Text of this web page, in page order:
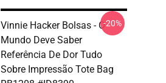
Vinnie Hacker Bolsas - O
Mundo Deve Saber
Referência De Dor Tudo
Sobre Impressão Tote Bag
-20%